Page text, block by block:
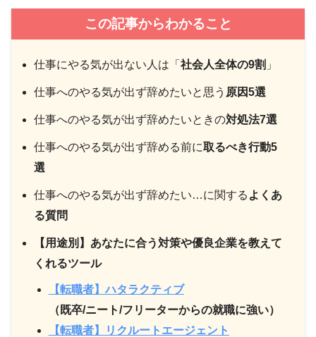
この記事からわかること
仕事にやる気が出ない人は「 社会人全体の9割 」
仕事へのやる気が出ず辞めたいと思う 原因5選
仕事へのやる気が出ず辞めたいときの対処法7選
仕事へのやる気が出ず辞める前に取るべき行動5
選
仕事へのやる気が出ず辞めたい…に関する よくあ
る質問
【用途別】あなたに合う対策や優良企業を教えて
くれるツール
【転職者】ハタラクティブ
（既卒/ニート/フリーターからの就職に強い）
【転職者】リクルートエージェント